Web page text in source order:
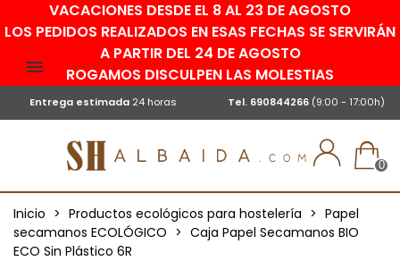
VACACIONES DESDE EL 8 AL 23 DE AGOSTO
LOS PEDIDOS REALIZADOS EN ESAS FECHAS SE SERVIRÁN
A PARTIR DEL 24 DE AGOSTO
ROGAMOS DISCULPEN LAS MOLESTIAS
Entrega estimada 24 horas Tel. 690844266 (9:00 - 17:00h)
0
Inicio > Productos ecológicos para hostelería > Papel
secamanos ECOLÓGICO > Caja Papel Secamanos BIO
ECO Sin Plástico 6R